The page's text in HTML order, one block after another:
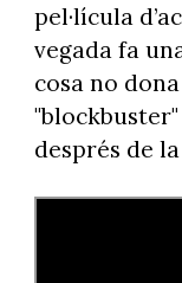
pel·lícula
vegada fa
cosa no
després de